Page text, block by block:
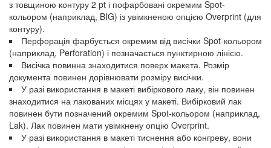
з товщиною контуру 2 pt і пофарбовані окремим Spot-
кольором (наприклад, BIG) із увімкненою опцією Overprint (для
контуру).
Перфорація фарбується окремим від висічки Spot-кольором
(наприклад, Perforation) і позначається пунктирною лінією.
Висічка повинна знаходитися поверх макета. Розмір
документа повинен дорівнювати розміру висічки.
У разі використання в макеті вибіркового лаку, він повинен
знаходитися на лакованих місцях у макеті. Вибірковий лак
повинен бути позначений окремим Spot-кольором (наприклад,
Lak). Лак повинен мати увімкнену опцію Overprint.
У разі використання в макеті тиснення або конгреву, вони